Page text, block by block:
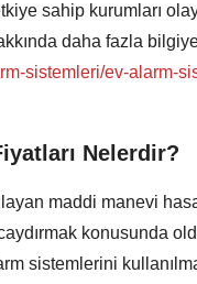
sahip kurumları
daha fazla
sistemleri/ev-alarm-
Nelerdir?
maddi manevi
konusunda
sistemlerini